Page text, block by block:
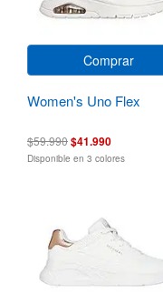
Comprar
Women's Uno Flex
$59.990$41.990
Disponible en 3 colores